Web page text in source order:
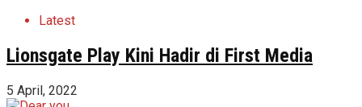
Latest
Lionsgate Play Kini Hadir di First Media
5 April, 2022